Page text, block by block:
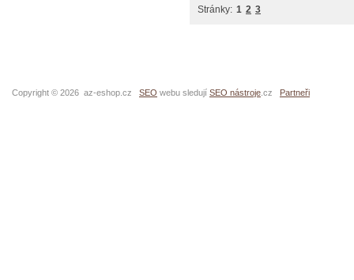
Stránky: 1 2 3
Copyright © 2026 az-eshop.cz SEO webu sledují SEO nástroje .cz Partneři